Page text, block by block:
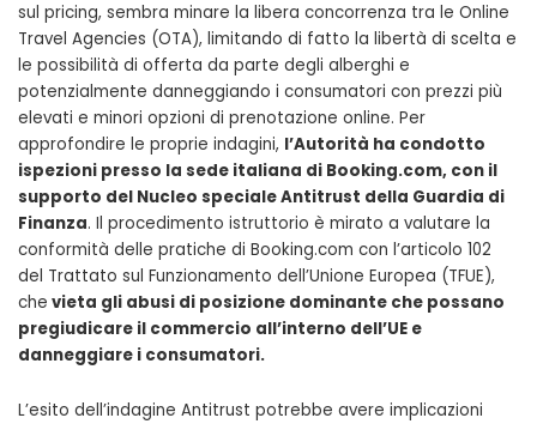
sul pricing, sembra minare la libera concorrenza tra le Online
Travel Agencies (OTA), limitando di fatto la libertà di scelta e
le possibilità di offerta da parte degli alberghi e
potenzialmente danneggiando i consumatori con prezzi più
elevati e minori opzioni di prenotazione online. Per
approfondire le proprie indagini, l’Autorità ha condotto
ispezioni presso la sede italiana di Booking.com, con il
supporto del Nucleo speciale Antitrust della Guardia di
Finanza. Il procedimento istruttorio è mirato a valutare la
conformità delle pratiche di Booking.com con l’articolo 102
del Trattato sul Funzionamento dell’Unione Europea (TFUE),
che vieta gli abusi di posizione dominante che possano
pregiudicare il commercio all’interno dell’UE e
danneggiare i consumatori.
L’esito dell’indagine Antitrust potrebbe avere implicazioni